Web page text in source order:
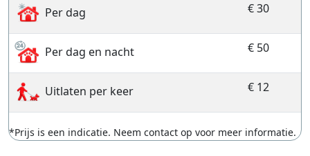
Per dag € 30
Per dag en nacht € 50
Uitlaten per keer € 12
*Prijs is een indicatie. Neem contact op voor meer informatie.